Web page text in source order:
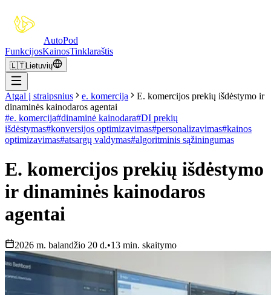
AutoPod
FunkcijosKainosTinklaraštis
🇱🇹Lietuvių
Atgal į straipsnius e. komercija
E. komercijos prekių išdėstymo ir
dinaminės kainodaros agentai
#e. komercija#dinaminė kainodara#DI prekių
išdėstymas#konversijos optimizavimas#personalizavimas#kainos
optimizavimas#atsargų valdymas#algoritminis sąžiningumas
E. komercijos prekių išdėstymo
ir dinaminės kainodaros
agentai
2026 m. balandžio 20 d.•13 min. skaitymo